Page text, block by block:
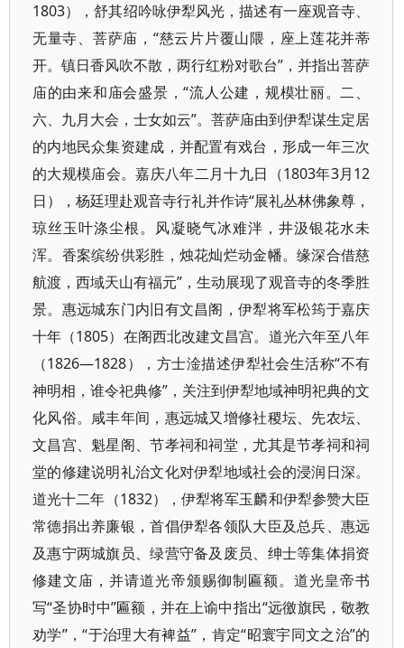
1803），舒其绍吟咏伊犁风光，描述有一座观音寺、
无量寺、菩萨庙，“慈云片片覆山隈，座上莲花并蒂
开。镇日香风吹不散，两行红粉对歌台”，并指出菩萨
庙的由来和庙会盛景，“流人公建，规模壮丽。二、
六、九月大会，士女如云”。菩萨庙由到伊犁谋生定居
的内地民众集资建成，并配置有戏台，形成一年三次
的大规模庙会。嘉庆八年二月十九日（1803年3月12
日），杨廷理赴观音寺行礼并作诗“展礼丛林佛象尊，
琼丝玉叶涤尘根。风凝晓气冰难泮，井汲银花水未
浑。香案缤纷供彩胜，烛花灿烂动金幡。缘深合借慈
航渡，西域天山有福元”，生动展现了观音寺的冬季胜
景。惠远城东门内旧有文昌阁，伊犁将军松筠于嘉庆
十年（1805）在阁西北改建文昌宫。道光六年至八年
（1826—1828），方士淦描述伊犁社会生活称“不有
神明相，谁令祀典修”，关注到伊犁地域神明祀典的文
化风俗。咸丰年间，惠远城又增修社稷坛、先农坛、
文昌宫、魁星阁、节孝祠和祠堂，尤其是节孝祠和祠
堂的修建说明礼治文化对伊犁地域社会的浸润日深。
道光十二年（1832），伊犁将军玉麟和伊犁参赞大臣
常德捐出养廉银，首倡伊犁各领队大臣及总兵、惠远
及惠宁两城旗员、绿营守备及废员、绅士等集体捐资
修建文庙，并请道光帝颁赐御制匾额。道光皇帝书
写“圣协时中”匾额，并在上谕中指出“远徼旗民，敬教
劝学”，“于治理大有裨益”，肯定“昭寰宇同文之治”的